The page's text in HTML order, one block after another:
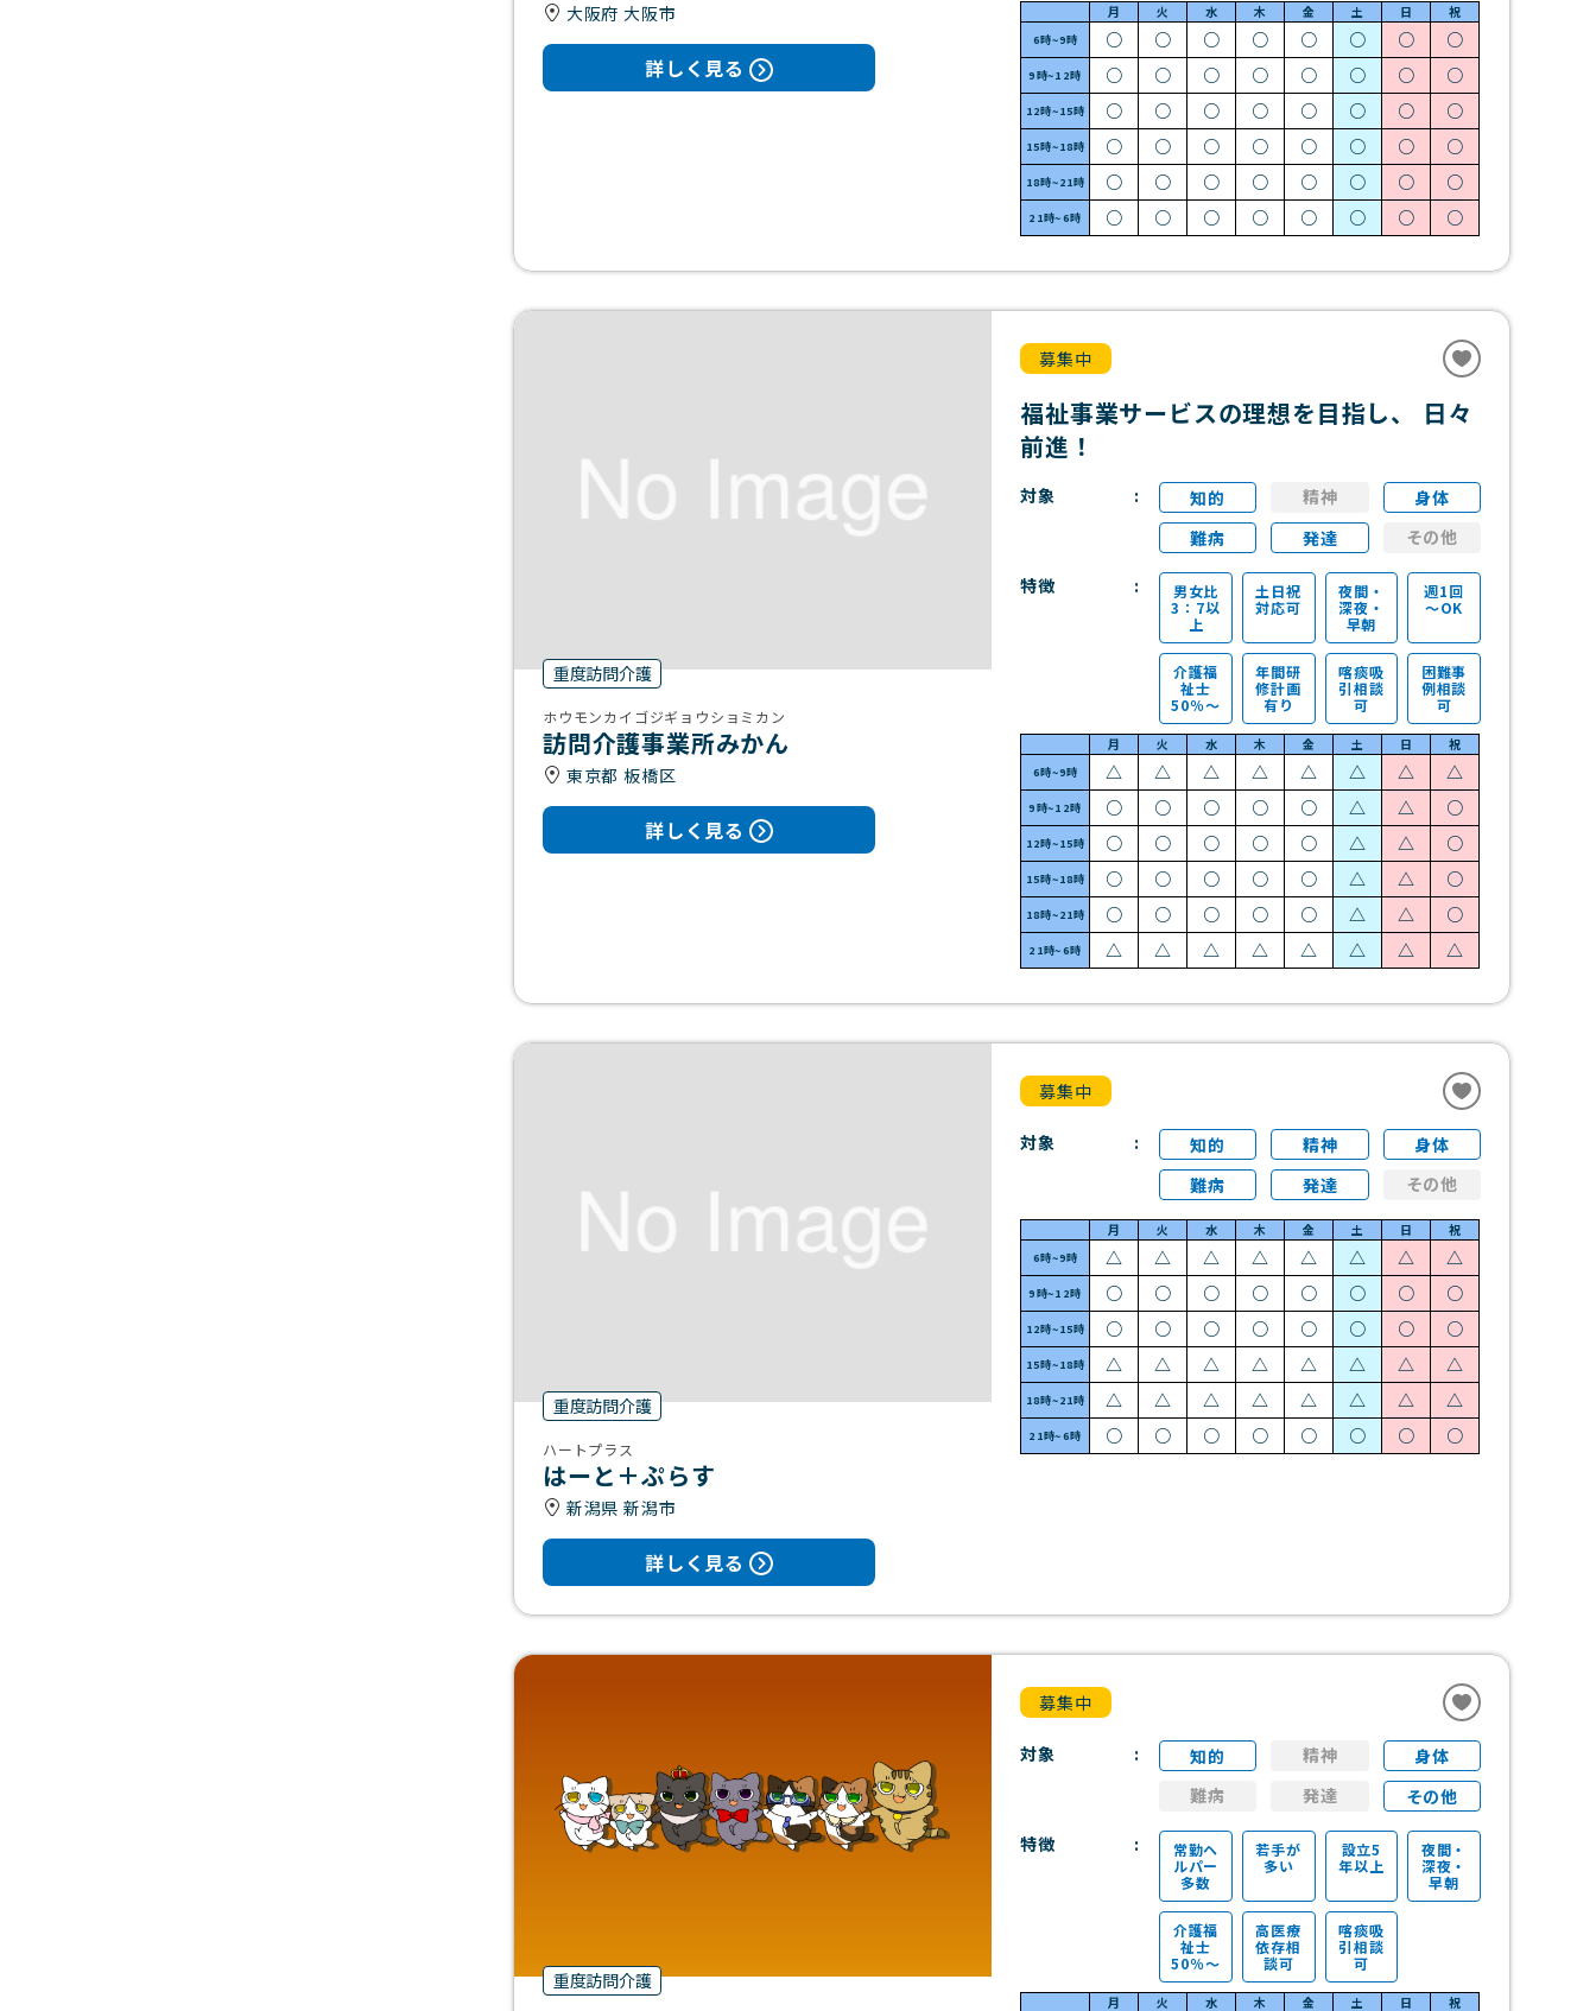
大阪府 大阪市
詳しく見る
月 火 水 木 金 土 日 祝
6時~9時 ○ ○ ○ ○ ○ ○ ○ ○
9時~12時 ○ ○ ○ ○ ○ ○ ○ ○
12時~15時 ○ ○ ○ ○ ○ ○ ○ ○
15時~18時 ○ ○ ○ ○ ○ ○ ○ ○
18時~21時 ○ ○ ○ ○ ○ ○ ○ ○
21時~6時 ○ ○ ○ ○ ○ ○ ○ ○
重度訪問介護
ホウモンカイゴジギョウショミカン
訪問介護事業所みかん
東京都 板橋区
詳しく見る
募集中
福祉事業サービスの理想を目指し、 日々
前進！
対象 知的 精神
身体
難病
発達 その他
特徴
男女比
3：7以
上
土日祝
対応可
夜間・
深夜・
早朝
週1回
～OK
介護福
祉士
50％～
年間研
修計画
有り
喀痰吸
引相談
可
困難事
例相談
可
月 火 水 木 金 土 日 祝
6時~9時 △ △ △ △ △ △ △ △
9時~12時 ○ ○ ○ ○ ○ △ △ ○
12時~15時 ○ ○ ○ ○ ○ △ △ ○
15時~18時 ○ ○ ○ ○ ○ △ △ ○
18時~21時 ○ ○ ○ ○ ○ △ △ ○
21時~6時 △ △ △ △ △ △ △ △
重度訪問介護
ハートプラス
はーと＋ぷらす
新潟県 新潟市
詳しく見る
募集中
対象 知的 精神
身体
難病
発達 その他
月 火 水 木 金 土 日 祝
6時~9時 △ △ △ △ △ △ △ △
9時~12時 ○ ○ ○ ○ ○ ○ ○ ○
12時~15時 ○ ○ ○ ○ ○ ○ ○ ○
15時~18時 △ △ △ △ △ △ △ △
18時~21時 △ △ △ △ △ △ △ △
21時~6時 ○ ○ ○ ○ ○ ○ ○ ○
重度訪問介護
募集中
対象 知的 精神
身体
難病
発達
その他
特徴
常勤ヘ
ルパー
多数
若手が
多い
設立5
年以上
夜間・
深夜・
早朝
介護福
祉士
50％～
高医療
依存相
談可
喀痰吸
引相談
可
月 火 水 木 金 土 日 祝